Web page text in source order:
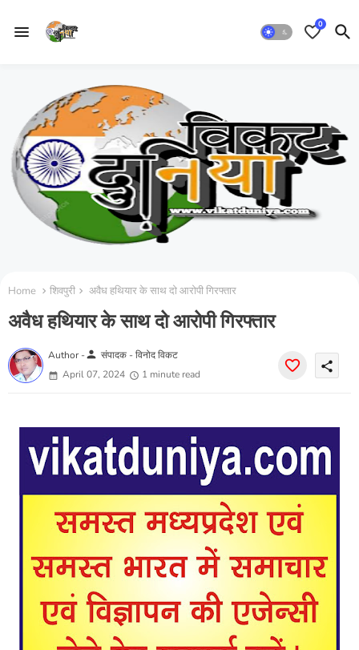
0
Home शिवपुरी अवैध हथियार के साथ दो आरोपी गिरफ्तार
अवैध हथियार के साथ दो आरोपी गिरफ्तार
Author -person संपादक - विनोद विकट
April 07, 2024
1 minute read
share